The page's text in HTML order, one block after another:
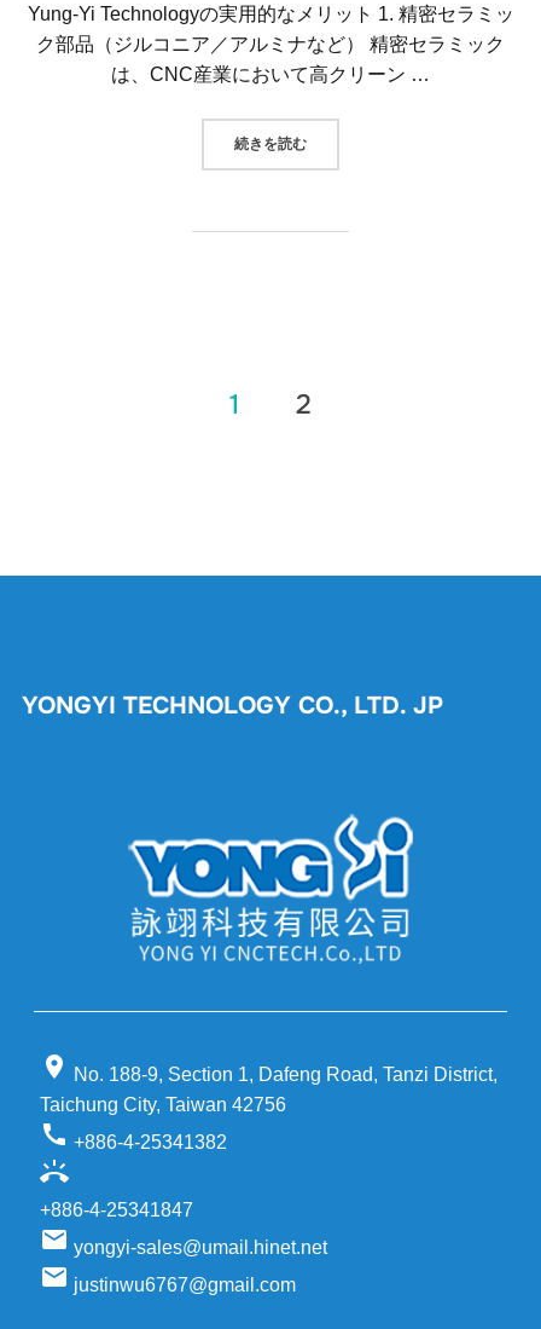
Yung-Yi Technologyの実用的なメリット 1. 精密セラミッ
ク部品（ジルコニア／アルミナなど） 精密セラミック
は、CNC産業において高クリーン …
続きを読む“精密セラミックス × PEEK × 研削
ジ
1 2
YONGYI TECHNOLOGY CO., LTD. JP
location_on
No. 188-9, Section 1, Dafeng Road, Tanzi District,
Taichung City, Taiwan 42756
call +886-4-25341382
ring_volume
+886-4-25341847
email yongyi-sales@umail.hinet.net
email justinwu6767@gmail.com